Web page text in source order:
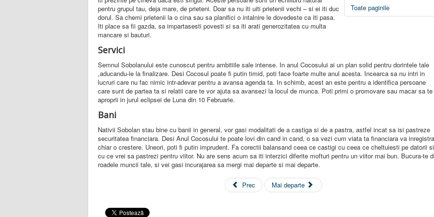
Toate paginile
pentru grupul tau, deja mare, de prieteni. Doar sa nu iti uiti prietenii vechi – si ei iti duc
dorul. Sa chemi prietenii la o cina sau sa planifici o intalnire le dovedeste ca iti pasa.
Iti place sa fii gazda, sa impartasesti povesti si sa iti arati generozitatea cu multa
mancare si bauturi.
Servici
Semnul Sobolanului este cunoscut pentru ambitiile sale intense. In anul Cocosului ai un plan solid pentru dorintele tale
,aducandu-le la finalizare. Desi Cocosul poate fi putin timid, poti face foarte multe anul acesta. Incearca sa nu intri in
lucruri care nu fac nimic intr-adevar pentru a avansa agenda ta. In schimb, acest an este pentru a identifica persoane
care sunt de partea ta si relatii care te vor ajuta sa avansezi la locul de munca. Poti primi o promovare sau macar sa te
aproprii in jurul eclipsei de Luna din 10 Februarie.
Bani
Nativii Sobolan stau bine cu banii in general, vor gasi modalitati de a castiga si de a pastra, astfel incat sa isi pastreze
securitatea financiara. Desi Anul Cocosului te poate lovi din cand in cand, o sa vezi cum viata ta financiara va inregistra
chiar o crestere. Uneori, poti fi putin imprudent. Fa corectii balansand ceea ce castigi cu ceea ce cheltuiesti pe datorii si
cu ce vrei sa pastrezi pentru viitor. Nu are sens acum sa iti interzici diferite mofturi pentru un viitor mai bun. Bucura-te
roadele muncii tale, si vei gasi incurajarea sa mergi mai departe si mai departe.
Prec Mai departe